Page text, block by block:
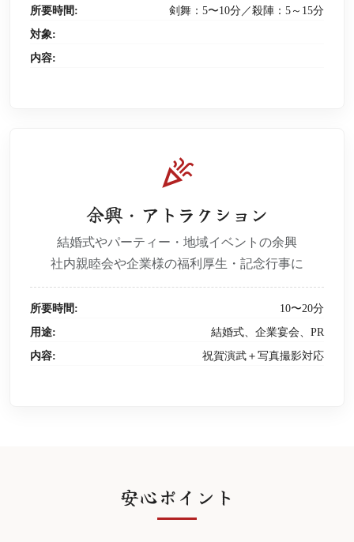
所要時間:
剣舞：5〜10分／殺陣：5～15分
対象:
内容:
celebration
余興・アトラクション
結婚式やパーティー・地域イベントの余興
社内親睦会や企業様の福利厚生・記念行事に
所要時間:
10〜20分
用途:
結婚式、企業宴会、PR
内容:
祝賀演武＋写真撮影対応
安心ポイント